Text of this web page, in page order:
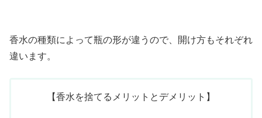
香水の種類によって瓶の形が違うので、開け方もそれぞれ
違います。
【香水を捨てるメリットとデメリット】